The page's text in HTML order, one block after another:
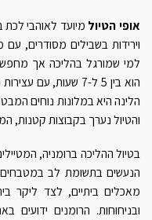
אופי הטיול מיועד לאוהבי לכת
וירידות בשבילים מסודרים,
למי שמורגל בהליכה אך
הוא בין 5 ל-7 שעות,
הלינה היא במלונות נוחים
והטיול נערך בקבוצות קטנות,
בטיול ההליכה ברומניה,
הנעשים בתשומת לב
מאכלים ביתיים, לצד ליקר
ובניחוחות. הרומנים ידועים